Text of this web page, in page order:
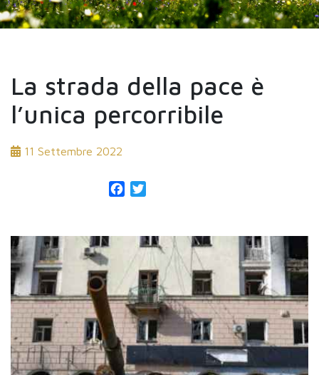
La strada della pace è
l’unica percorribile
11 Settembre 2022
Facebook